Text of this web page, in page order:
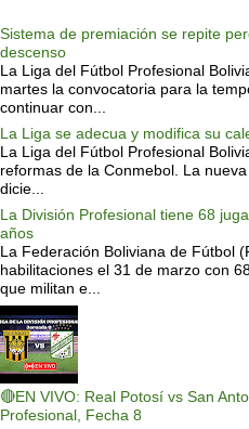
Sistema de premiación se repite
descenso
La Liga del Fútbol Profesional
martes la convocatoria para la
continuar con...
La Liga se adecua y modifica su
La Liga del Fútbol Profesional
reformas de la Conmebol. La
dicie...
La División Profesional tiene 68
años
La Federación Boliviana de Fútbol
habilitaciones el 31 de marzo con
que militan e...
🔴EN VIVO: Real Potosí vs San
Profesional, Fecha 8